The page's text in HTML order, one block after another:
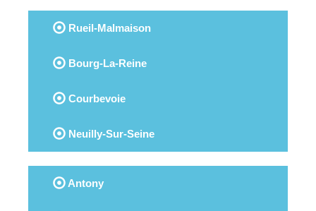
Rueil-Malmaison
Bourg-La-Reine
Courbevoie
Neuilly-Sur-Seine
Antony